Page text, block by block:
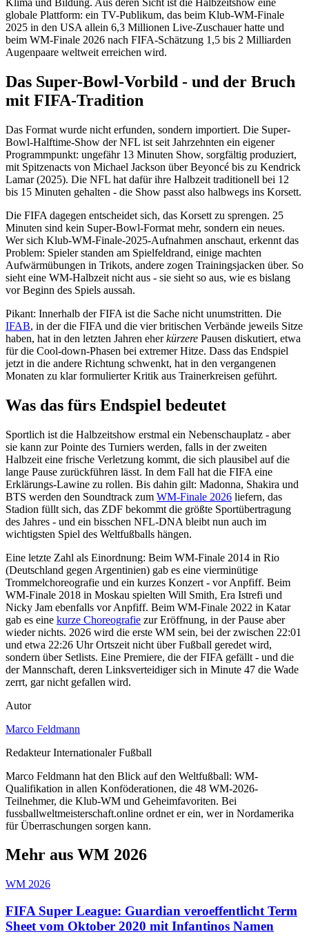
Klima und Bildung. Aus deren Sicht ist die Halbzeitshow eine
globale Plattform: ein TV-Publikum, das beim Klub-WM-Finale
2025 in den USA allein 6,3 Millionen Live-Zuschauer hatte und
beim WM-Finale 2026 nach FIFA-Schätzung 1,5 bis 2 Milliarden
Augenpaare weltweit erreichen wird.
Das Super-Bowl-Vorbild - und der Bruch
mit FIFA-Tradition
Das Format wurde nicht erfunden, sondern importiert. Die Super-
Bowl-Halftime-Show der NFL ist seit Jahrzehnten ein eigener
Programmpunkt: ungefähr 13 Minuten Show, sorgfältig produziert,
mit Spitzenacts von Michael Jackson über Beyoncé bis zu Kendrick
Lamar (2025). Die NFL hat dafür ihre Halbzeit traditionell bei 12
bis 15 Minuten gehalten - die Show passt also halbwegs ins Korsett.
Die FIFA dagegen entscheidet sich, das Korsett zu sprengen. 25
Minuten sind kein Super-Bowl-Format mehr, sondern ein neues.
Wer sich Klub-WM-Finale-2025-Aufnahmen anschaut, erkennt das
Problem: Spieler standen am Spielfeldrand, einige machten
Aufwärmübungen in Trikots, andere zogen Trainingsjacken über. So
sieht eine WM-Halbzeit nicht aus - sie sieht so aus, wie es bislang
vor Beginn des Spiels aussah.
Pikant: Innerhalb der FIFA ist die Sache nicht unumstritten. Die
IFAB, in der die FIFA und die vier britischen Verbände jeweils Sitze
haben, hat in den letzten Jahren eherkürzere Pausen diskutiert, etwa
für die Cool-down-Phasen bei extremer Hitze. Dass das Endspiel
jetzt in die andere Richtung schwenkt, hat in den vergangenen
Monaten zu klar formulierter Kritik aus Trainerkreisen geführt.
Was das fürs Endspiel bedeutet
Sportlich ist die Halbzeitshow erstmal ein Nebenschauplatz - aber
sie kann zur Pointe des Turniers werden, falls in der zweiten
Halbzeit eine frische Verletzung kommt, die sich plausibel auf die
lange Pause zurückführen lässt. In dem Fall hat die FIFA eine
Erklärungs-Lawine zu rollen. Bis dahin gilt: Madonna, Shakira und
BTS werden den Soundtrack zum WM-Finale 2026 liefern, das
Stadion füllt sich, das ZDF bekommt die größte Sportübertragung
des Jahres - und ein bisschen NFL-DNA bleibt nun auch im
wichtigsten Spiel des Weltfußballs hängen.
Eine letzte Zahl als Einordnung: Beim WM-Finale 2014 in Rio
(Deutschland gegen Argentinien) gab es eine vierminütige
Trommelchoreografie und ein kurzes Konzert - vor Anpfiff. Beim
WM-Finale 2018 in Moskau spielten Will Smith, Era Istrefi und
Nicky Jam ebenfalls vor Anpfiff. Beim WM-Finale 2022 in Katar
gab es eine kurze Choreografie zur Eröffnung, in der Pause aber
wieder nichts. 2026 wird die erste WM sein, bei der zwischen 22:01
und etwa 22:26 Uhr Ortszeit nicht über Fußball geredet wird,
sondern über Setlists. Eine Premiere, die der FIFA gefällt - und die
der Mannschaft, deren Linksverteidiger sich in Minute 47 die Wade
zerrt, gar nicht gefallen wird.
Autor
Marco Feldmann
Redakteur Internationaler Fußball
Marco Feldmann hat den Blick auf den Weltfußball: WM-
Qualifikation in allen Konföderationen, die 48 WM-2026-
Teilnehmer, die Klub-WM und Geheimfavoriten. Bei
fussballweltmeisterschaft.online ordnet er ein, wer in Nordamerika
für Überraschungen sorgen kann.
Mehr aus WM 2026
WM 2026
FIFA Super League: Guardian veroeffentlicht Term
Sheet vom Oktober 2020 mit Infantinos Namen